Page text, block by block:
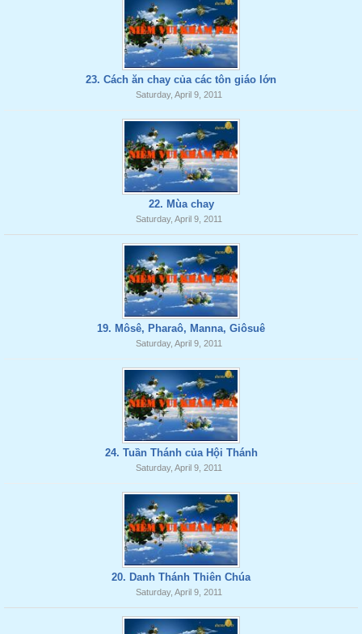
23. Cách ăn chay của các tôn giáo lớn
Saturday, April 9, 2011
22. Mùa chay
Saturday, April 9, 2011
19. Môsê, Pharaô, Manna, Giôsuê
Saturday, April 9, 2011
24. Tuần Thánh của Hội Thánh
Saturday, April 9, 2011
20. Danh Thánh Thiên Chúa
Saturday, April 9, 2011